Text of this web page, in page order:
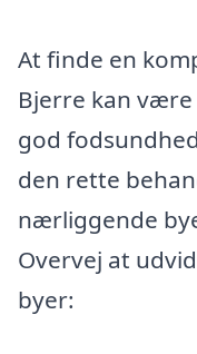
At finde en
Bjerre kan
god
den rette
nærliggende
Overvej at
byer: